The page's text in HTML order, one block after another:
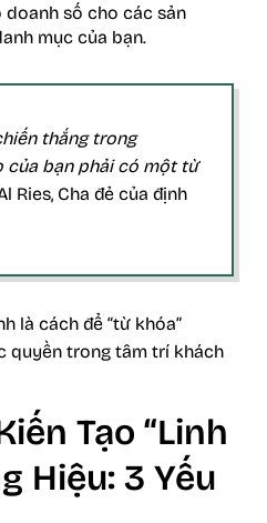
số cho các sản
mục của bạn.
thắng trong
của bạn phải có một từ
Ries, Cha đẻ của định
là cách để “từ khóa”
quyền trong tâm trí khách
Tạo “Linh
Hiệu: 3 Yếu